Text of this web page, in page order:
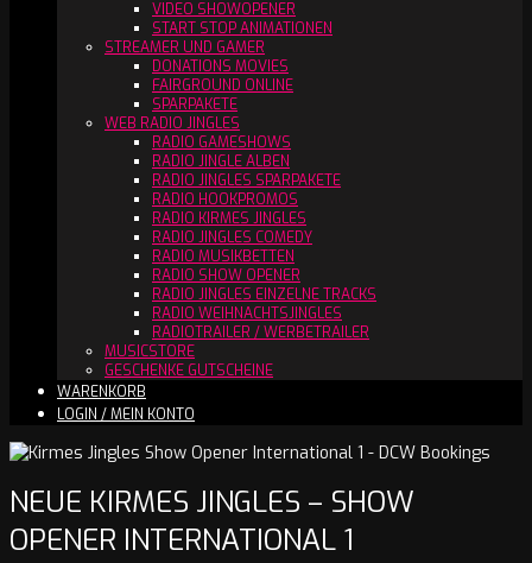
VIDEO SHOWOPENER
START STOP ANIMATIONEN
STREAMER UND GAMER
DONATIONS MOVIES
FAIRGROUND ONLINE
SPARPAKETE
WEB RADIO JINGLES
RADIO GAMESHOWS
RADIO JINGLE ALBEN
RADIO JINGLES SPARPAKETE
RADIO HOOKPROMOS
RADIO KIRMES JINGLES
RADIO JINGLES COMEDY
RADIO MUSIKBETTEN
RADIO SHOW OPENER
RADIO JINGLES EINZELNE TRACKS
RADIO WEIHNACHTSJINGLES
RADIOTRAILER / WERBETRAILER
MUSICSTORE
GESCHENKE GUTSCHEINE
WARENKORB
LOGIN / MEIN KONTO
NEUE KIRMES JINGLES – SHOW
OPENER INTERNATIONAL 1